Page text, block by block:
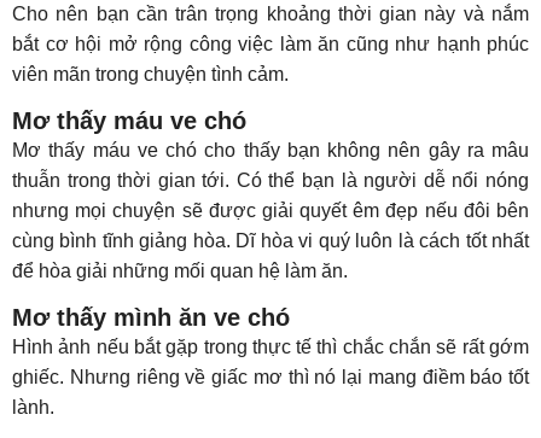
Cho nên bạn cần trân trọng khoảng thời gian này và nắm
bắt cơ hội mở rộng công việc làm ăn cũng như hạnh phúc
viên mãn trong chuyện tình cảm.
Mơ thấy máu ve chó
Mơ thấy máu ve chó cho thấy bạn không nên gây ra mâu
thuẫn trong thời gian tới. Có thể bạn là người dễ nổi nóng
nhưng mọi chuyện sẽ được giải quyết êm đẹp nếu đôi bên
cùng bình tĩnh giảng hòa. Dĩ hòa vi quý luôn là cách tốt nhất
để hòa giải những mối quan hệ làm ăn.
Mơ thấy mình ăn ve chó
Hình ảnh nếu bắt gặp trong thực tế thì chắc chắn sẽ rất gớm
ghiếc. Nhưng riêng về giấc mơ thì nó lại mang điềm báo tốt
lành.